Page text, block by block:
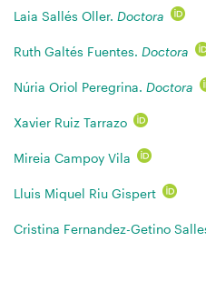
Laia Sallés Oller. Doctora
Ruth Galtés Fuentes. Doctora
Núria Oriol Peregrina. Doctora
Xavier Ruiz Tarrazo
Mireia Campoy Vila
Lluis Miquel Riu Gispert
Cristina Fernandez-Getino